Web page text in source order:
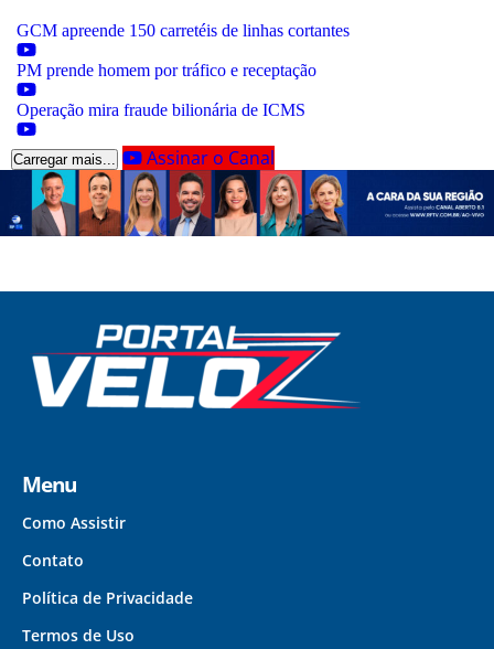
GCM apreende 150 carretéis de linhas cortantes
PM prende homem por tráfico e receptação
Operação mira fraude bilionária de ICMS
Carregar mais... Assinar o Canal
Menu
Como Assistir
Contato
Política de Privacidade
Termos de Uso